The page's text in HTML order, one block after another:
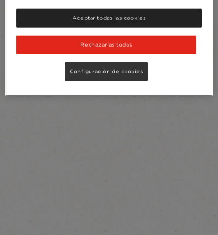
Rechazarlas todas
Aceptar todas las cookies
Configuración de cookies